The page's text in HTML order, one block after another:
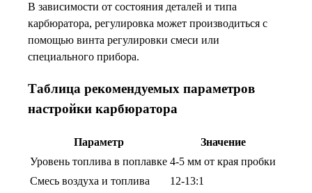
В зависимости от состояния деталей и типа
карбюратора, регулировка может производиться с
помощью винта регулировки смеси или
специального прибора.
Таблица рекомендуемых параметров
настройки карбюратора
Параметр
Значение
Уровень топлива в поплавке 4-5 мм от края пробки
Смесь воздуха и топлива
12-13:1